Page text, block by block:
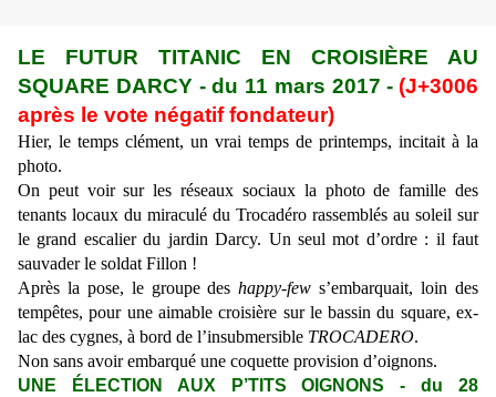
LE FUTUR TITANIC EN CROISIÈRE AU
SQUARE DARCY - du 11 mars 2017 - (J+3006
après le vote négatif fondateur)
Hier, le temps clément, un vrai temps de printemps, incitait à la
photo.
On peut voir sur les réseaux sociaux la photo de famille des
tenants locaux du miraculé du Trocadéro rassemblés au soleil sur
le grand escalier du jardin Darcy. Un seul mot d’ordre : il faut
sauvader le soldat Fillon !
Après la pose, le groupe deshappy-fews’embarquait, loin des
tempêtes, pour une aimable croisière sur le bassin du square, ex-
lac des cygnes, à bord de l’insubmersible TROCADERO.
Non sans avoir embarqué une coquette provision d’oignons.
UNE ÉLECTION AUX P’TITS OIGNONS - du 28